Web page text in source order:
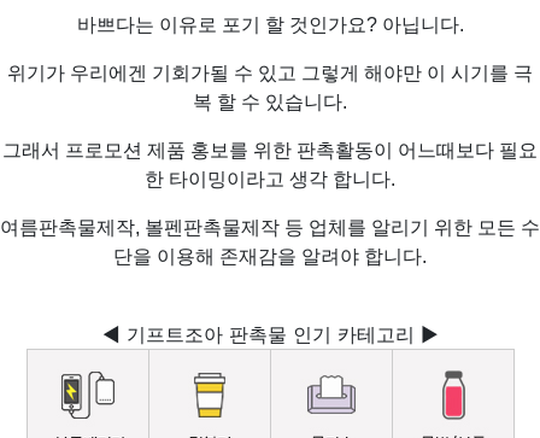
바쁘다는 이유로 포기 할 것인가요? 아닙니다.
위기가 우리에겐 기회가될 수 있고 그렇게 해야만 이 시기를 극
복 할 수 있습니다.
그래서 프로모션 제품 홍보를 위한 판촉활동이 어느때보다 필요
한 타이밍이라고 생각 합니다.
여름판촉물제작, 볼펜판촉물제작 등 업체를 알리기 위한 모든 수
단을 이용해 존재감을 알려야 합니다.
◀ 기프트조아 판촉물 인기 카테고리 ▶